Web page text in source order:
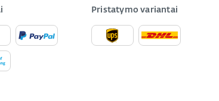
Pristatymo variantai